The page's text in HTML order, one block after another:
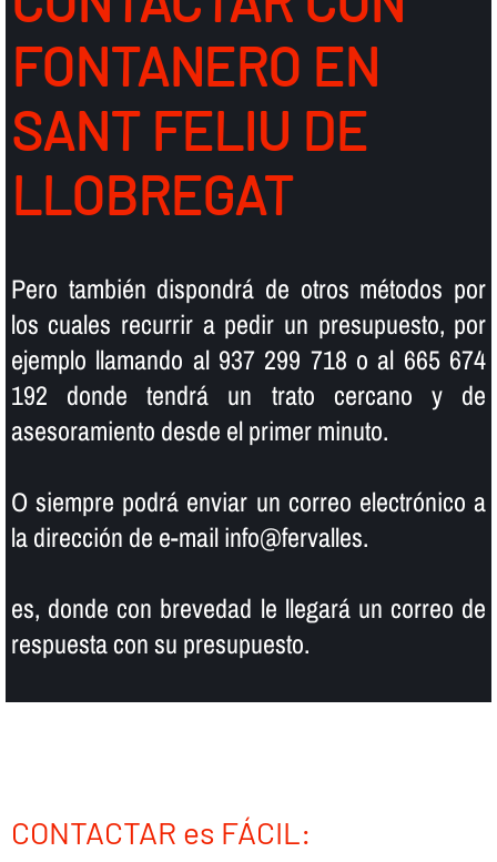
FONTANERO EN
SANT FELIU DE
LLOBREGAT
Pero también dispondrá de otros métodos por
los cuales recurrir a pedir un presupuesto, por
ejemplo llamando al 937 299 718 o al 665 674
192 donde tendrá un trato cercano y de
asesoramiento desde el primer minuto.
O siempre podrá enviar un correo electrónico a
la dirección de e-mail info@fervalles.
es, donde con brevedad le llegará un correo de
respuesta con su presupuesto.
CONTACTAR es FÁCIL: